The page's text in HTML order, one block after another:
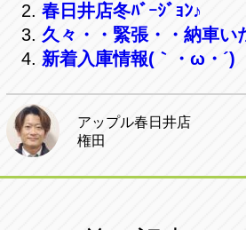
春日井店冬ﾊﾞｰｼﾞｮﾝ♪
久々・・緊張・・納車い
新着入庫情報(｀・ω・´)
アップル春日井店
権田